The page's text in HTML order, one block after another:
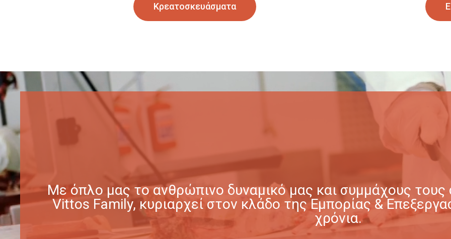
Κρεατοσκευάσματα
Με όπλο μας το ανθρώπινο δυναμικό μας και συμμάχους τους
Vittos Family, κυριαρχεί στον κλάδο της Εμπορίας &
χρόνια.